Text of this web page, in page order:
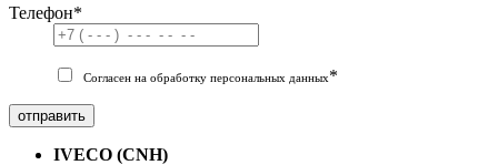
Телефон*
Согласен на обработку персональных данных*
отправить
IVECO (CNH)